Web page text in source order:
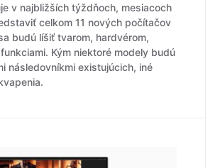
v najbližších týždňoch, mesiacoch
celkom 11 nových počítačov
budú líšiť tvarom, hardvérom,
Kým niektoré modely budú
následovníkmi existujúcich, iné